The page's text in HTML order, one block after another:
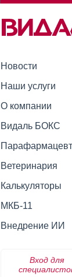
Новости
Наши услуги
О компании
Видаль БОКС
Ветеринария
Калькуляторы
МКБ-11
Внедрение ИИ
Вход для